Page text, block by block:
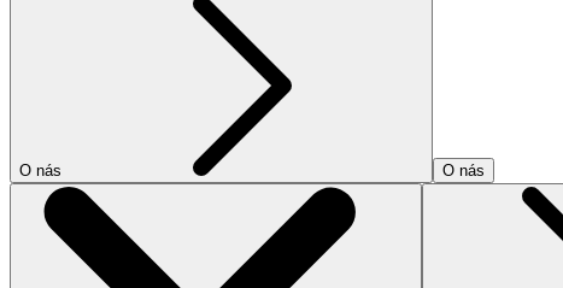
O nás O nás